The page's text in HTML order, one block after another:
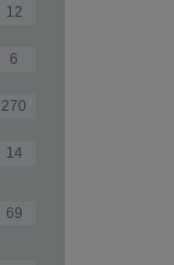
12
6
270
14
69